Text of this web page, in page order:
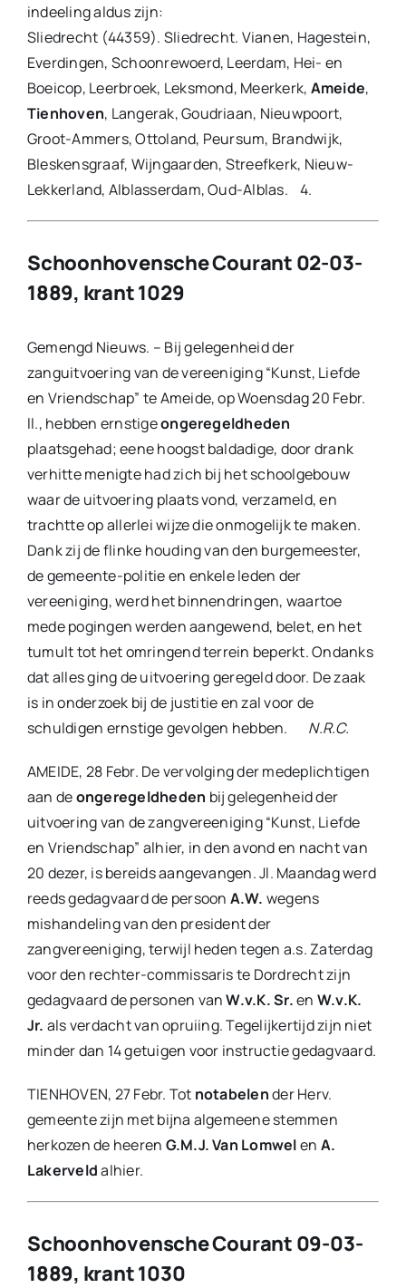
indeeling aldus zijn:
Sliedrecht (44359). Sliedrecht. Vianen, Hagestein,
Everdingen, Schoonrewoerd, Leerdam, Hei- en
Boeicop, Leerbroek, Leksmond, Meerkerk, Ameide,
Tienhoven, Langerak, Goudriaan, Nieuwpoort,
Groot-Ammers, Ottoland, Peursum, Brandwijk,
Bleskensgraaf, Wijngaarden, Streefkerk, Nieuw-
Lekkerland, Alblasserdam, Oud-Alblas. 4.
Schoonhovensche Courant 02-03-
1889, krant 1029
Gemengd Nieuws. – Bij gelegenheid der
zanguitvoering van de vereeniging “Kunst, Liefde
en Vriendschap” te Ameide, op Woensdag 20 Febr.
ll., hebben ernstigeongeregeldheden
plaatsgehad; eene hoogst baldadige, door drank
verhitte menigte had zich bij het schoolgebouw
waar de uitvoering plaats vond, verzameld, en
trachtte op allerlei wijze die onmogelijk te maken.
Dank zij de flinke houding van den burgemeester,
de gemeente-politie en enkele leden der
vereeniging, werd het binnendringen, waartoe
mede pogingen werden aangewend, belet, en het
tumult tot het omringend terrein beperkt. Ondanks
dat alles ging de uitvoering geregeld door. De zaak
is in onderzoek bij de justitie en zal voor de
schuldigen ernstige gevolgen hebben. N.R.C.
AMEIDE, 28 Febr. De vervolging der medeplichtigen
aan deongeregeldheden bij gelegenheid der
uitvoering van de zangvereeniging “Kunst, Liefde
en Vriendschap” alhier, in den avond en nacht van
20 dezer, is bereids aangevangen. Jl. Maandag werd
reeds gedagvaard de persoon A.W. wegens
mishandeling van den president der
zangvereeniging, terwijl heden tegen a.s. Zaterdag
voor den rechter-commissaris te Dordrecht zijn
gedagvaard de personen vanW.v.K. Sr.en W.v.K.
Jr. als verdacht van opruiing. Tegelijkertijd zijn niet
minder dan 14 getuigen voor instructie gedagvaard.
TIENHOVEN, 27 Febr. Tot notabelender Herv.
gemeente zijn met bijna algemeene stemmen
herkozen de heeren G.M.J. Van Lomwelen A.
Lakerveldalhier.
Schoonhovensche Courant 09-03-
1889, krant 1030